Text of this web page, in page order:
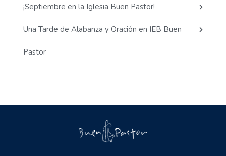
¡Septiembre en la Iglesia Buen Pastor!
Una Tarde de Alabanza y Oración en IEB Buen
Pastor